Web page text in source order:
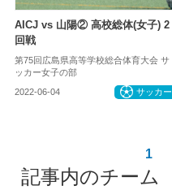
AICJ vs 山陽② 高校総体(女子) 2
回戦
第75回広島県高等学校総合体育大会 サ
ッカー女子の部
2022-06-04 サッカー
1
記事内のチーム